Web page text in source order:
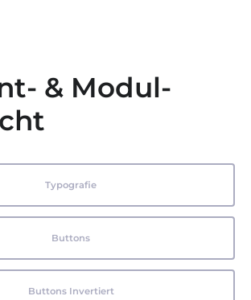
& Modul-
Typografie
Buttons
Buttons Invertiert